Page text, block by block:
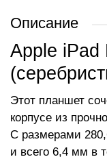
Описание
Apple iPad
Этот планшет
корпусе из
С размерами
и всего 6,4 мм в